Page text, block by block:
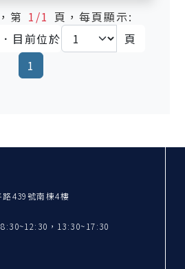
第 1/1 頁，每頁顯示:
目前位於
頁
1
439號南棟4樓
，13:30~17:30